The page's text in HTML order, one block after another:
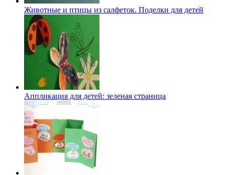
Животные и птицы из салфеток. Поделки для детей
Аппликация для детей: зеленая страница